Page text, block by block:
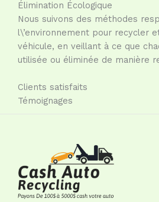
Élimination Écologique
Nous suivons des méthodes
l\’environnement pour recycler
véhicule, en veillant à ce que
utilisée ou éliminée de manière
Clients satisfaits
Témoignages